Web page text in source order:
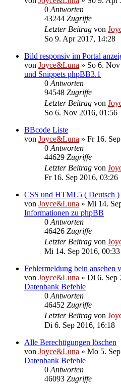
0 Antworten
43244 Zugriffe
Letzter Beitrag von
So 9. Apr 2017, 14:28
Bild responsiv im Portal
von Joyce&Luna » So 6.
und Snippets phpBB3.1
0 Antworten
94548 Zugriffe
Letzter Beitrag von
So 6. Nov 2016, 01:56
BBcode Liste
von Joyce&Luna » Fr 16.
0 Antworten
44629 Zugriffe
Letzter Beitrag von
Fr 16. Sep 2016, 03:26
CSS und HTML5 ( Deutsch )
von Joyce&Luna » Mi 14.
Informationen zu phpBB
0 Antworten
46426 Zugriffe
Letzter Beitrag von
Mi 14. Sep 2016, 00:33
Fehlermeldung bein ansehen
von Joyce&Luna » Di 6. Sep
Datenbank Befehle
0 Antworten
46452 Zugriffe
Letzter Beitrag von
Di 6. Sep 2016, 16:18
Alle Berechtigungen löschen
von Joyce&Luna » Mo 5.
Datenbank Befehle
0 Antworten
46093 Zugriffe